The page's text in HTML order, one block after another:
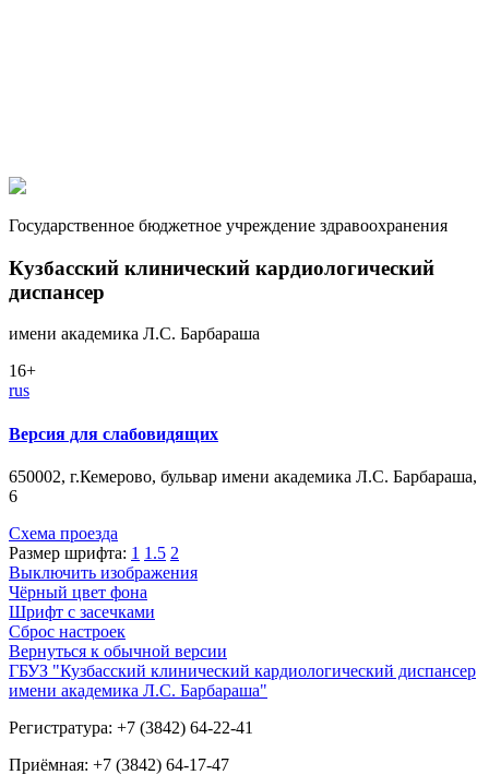
Государственное бюджетное учреждение здравоохранения
Кузбасский клинический кардиологический
диспансер
имени академика Л.С. Барбараша
16+
rus
Версия для слабовидящих
650002, г.Кемерово, бульвар имени академика Л.С. Барбараша,
6
Схема проезда
Размер шрифта: 1 1.5 2
Выключить изображения
Чёрный цвет фона
Шрифт с засечками
Сброс настроек
Вернуться к обычной версии
ГБУЗ "Кузбасский клинический кардиологический диспансер
имени академика Л.С. Барбараша"
Регистратура: +7 (3842) 64-22-41
Приёмная: +7 (3842) 64-17-47